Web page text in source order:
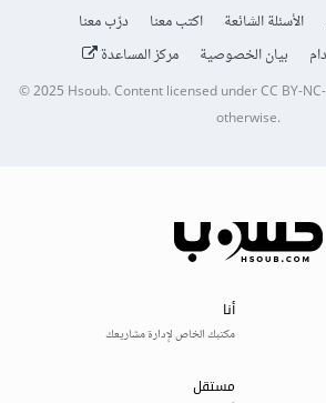
الأسئلة الشائعة اكتب معنا
درّب معنا
بيان الخصوصية مركز المساعدة
© 2025Hsoub.Content licensed underCC BY-
otherwise.